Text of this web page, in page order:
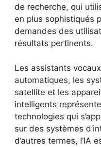
de recherche, qui
en plus sophistiqués
demandes des
résultats pertinents.
Les assistants
automatiques, les
satellite et les
intelligents
technologies qui
sur des systèmes
d’autres termes, l’IA